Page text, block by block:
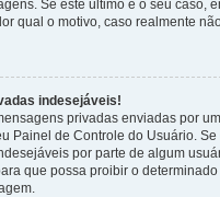
Se este último é o seu caso,
qual o motivo, caso realmente
indesejáveis!
privadas enviadas por
Painel de Controle do Usuário. Se
por parte de algum
que possa proibir o